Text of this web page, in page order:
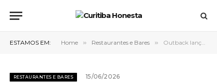
ESTAMOS EM: Home » Restaurantes e Bares » Outback lança maior campanha de futebol de sua história no Brasil e transforma restaurantes em ponto de encontro dos torcedores
RESTAURANTES E BARES 15/06/2026